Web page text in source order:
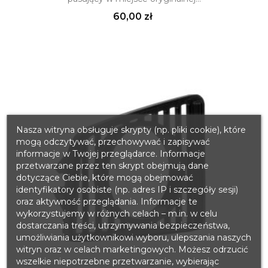
Cena
60,00 zł
Nasza witryna obsługuje skrypty (np. pliki cookie), które
mogą odczytywać, przechowywać i zapisywać
informacje w Twojej przeglądarce. Informacje
przetwarzane przez ten skrypt obejmują dane
dotyczące Ciebie, które mogą obejmować
identyfikatory osobiste (np. adres IP i szczegóły sesji)
oraz aktywność przeglądania. Informacje te
wykorzystujemy w różnych celach – m.in. w celu
dostarczania treści, utrzymywania bezpieczeństwa,
umożliwiania użytkownikowi wyboru, ulepszania naszych
witryn oraz w celach marketingowych. Możesz odrzucić
wszelkie niepotrzebne przetwarzanie, wybierając